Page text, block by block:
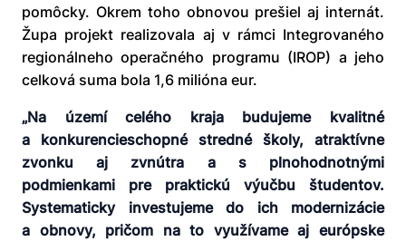
pomôcky. Okrem toho obnovou prešiel aj internát.
Župa projekt realizovala aj v rámci Integrovaného
regionálneho operačného programu (IROP) a jeho
celková suma bola 1,6 milióna eur.
„Na území celého kraja budujeme kvalitné
a konkurencieschopné stredné školy, atraktívne
zvonku aj zvnútra a s plnohodnotnými
podmienkami pre praktickú výučbu študentov.
Systematicky investujeme do ich modernizácie
a obnovy, pričom na to využívame aj európske